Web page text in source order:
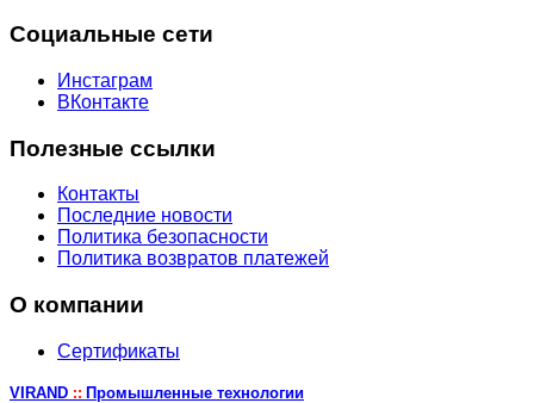
Социальные сети
Инстаграм
ВКонтакте
Полезные ссылки
Контакты
Последние новости
Политика безопасности
Политика возвратов платежей
О компании
Сертификаты
VIRAND :: Промышленные технологии